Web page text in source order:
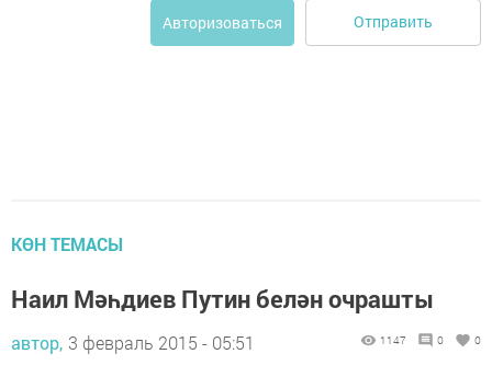
Авторизоваться Отправить
КӨН ТЕМАСЫ
Наил Мәһдиев Путин белән очрашты
автор, 3 февраль 2015 - 05:51 1147 0 0